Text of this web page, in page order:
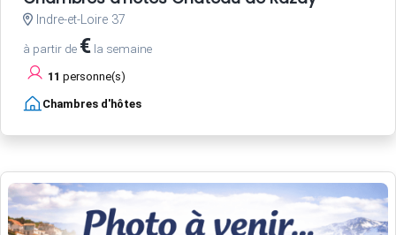
Indre-et-Loire 37
à partir de € la semaine
11 personne(s)
Chambres d'hôtes